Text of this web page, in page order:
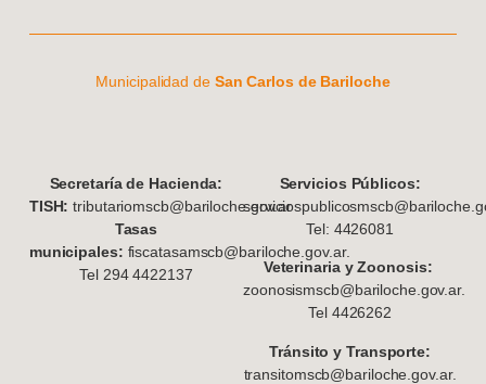
Municipalidad deSan Carlos de Bariloche
Secretaría de Hacienda:
TISH: tributariomscb@bariloche.gov.ar
Tasas
municipales: fiscatasamscb@bariloche.gov.ar.
Tel 294 4422137
Servicios Públicos:
Tel: 4426081
Veterinaria y Zoonosis:
zoonosismscb@bariloche.gov.ar.
Tel 4426262
Tránsito y Transporte:
transitomscb@bariloche.gov.ar.